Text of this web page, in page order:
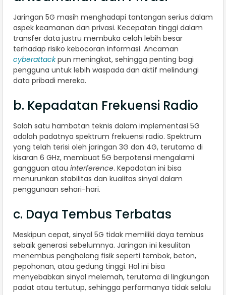
Jaringan 5G masih menghadapi tantangan serius dalam
aspek keamanan dan privasi. Kecepatan tinggi dalam
transfer data justru membuka celah lebih besar
terhadap risiko kebocoran informasi. Ancaman
cyberattackpun meningkat, sehingga penting bagi
pengguna untuk lebih waspada dan aktif melindungi
data pribadi mereka.
b. Kepadatan Frekuensi Radio
Salah satu hambatan teknis dalam implementasi 5G
adalah padatnya spektrum frekuensi radio. Spektrum
yang telah terisi oleh jaringan 3G dan 4G, terutama di
kisaran 6 GHz, membuat 5G berpotensi mengalami
gangguan atau interference. Kepadatan ini bisa
menurunkan stabilitas dan kualitas sinyal dalam
penggunaan sehari-hari.
c. Daya Tembus Terbatas
Meskipun cepat, sinyal 5G tidak memiliki daya tembus
sebaik generasi sebelumnya. Jaringan ini kesulitan
menembus penghalang fisik seperti tembok, beton,
pepohonan, atau gedung tinggi. Hal ini bisa
menyebabkan sinyal melemah, terutama di lingkungan
padat atau tertutup, sehingga performanya tidak selalu